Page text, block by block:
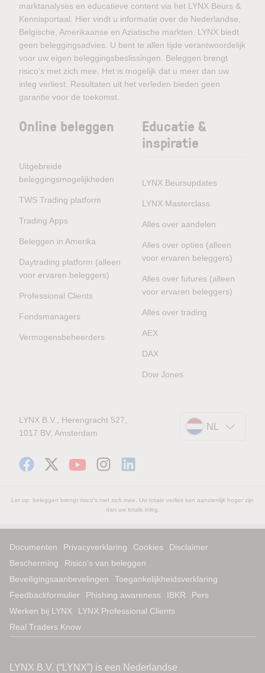
marktanalyses en educatieve content via het LYNX Beurs &
Kennisportaal. Hier vindt u informatie over de Nederlandse,
Belgische, Amerikaanse en Aziatische markten. LYNX biedt
geen beleggingsadvies. U bent te allen tijde verantwoordelijk
voor uw eigen beleggingsbeslissingen. Beleggen brengt
risico’s met zich mee. Het is mogelijk dat u meer dan uw
inleg verliest. Resultaten uit het verleden bieden geen
garantie voor de toekomst.
Online beleggen
Uitgebreide
beleggingsmogelijkheden
TWS Trading platform
Trading Apps
Beleggen in Amerika
Daytrading platform (alleen
voor ervaren beleggers)
Professional Clients
Fondsmanagers
Vermogensbeheerders
Educatie &
inspiratie
LYNX Beursupdates
LYNX Masterclass
Alles over aandelen
Alles over opties (alleen
voor ervaren beleggers)
Alles over futures (alleen
voor ervaren beleggers)
Alles over trading
AEX
DAX
Dow Jones
LYNX B.V., Herengracht 527,
1017 BV, Amsterdam
NL
Let op: beleggen brengt risico's met zich mee. Uw totale verlies kan aanzienlijk hoger zijn
dan uw totale inleg.
Documenten Privacyverklaring Cookies
Disclaimer
Bescherming
Risico’s van beleggen
Beveiligingsaanbevelingen
Toegankelijkheidsverklaring
Feedbackformulier
Phishing awareness IBKR
Pers
Werken bij LYNX
LYNX Professional Clients
Real Traders Know